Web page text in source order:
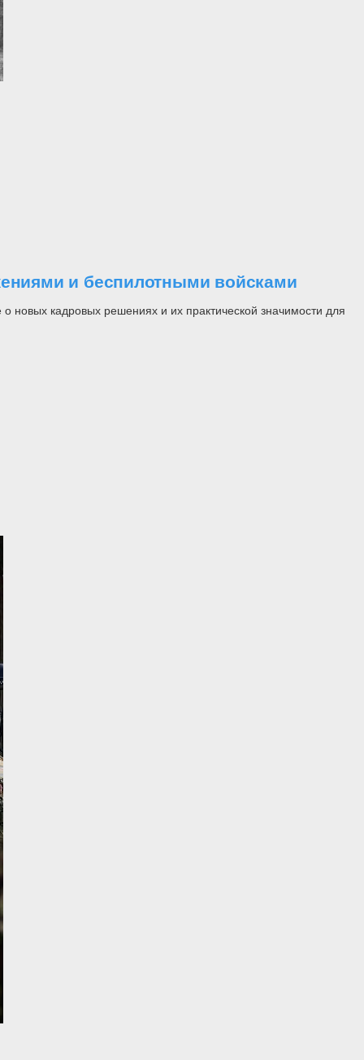
и беспилотными войсками
новых кадровых решениях и их практической значимости для